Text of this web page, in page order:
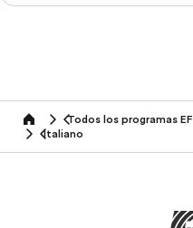
home Todos los programas EF
Italiano